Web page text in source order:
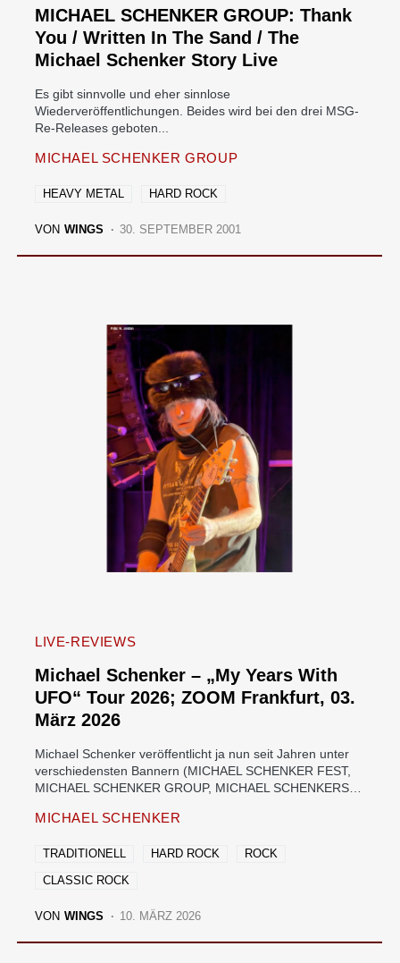
MICHAEL SCHENKER GROUP: Thank
You / Written In The Sand / The
Michael Schenker Story Live
Es gibt sinnvolle und eher sinnlose
Wiederveröffentlichungen. Beides wird bei den drei MSG-
Re-Releases geboten...
MICHAEL SCHENKER GROUP
HEAVY METAL HARD ROCK
VON WINGS 30. SEPTEMBER 2001
LIVE-REVIEWS
Michael Schenker – „My Years With
UFO“ Tour 2026; ZOOM Frankfurt, 03.
März 2026
Michael Schenker veröffentlicht ja nun seit Jahren unter
verschiedensten Bannern (MICHAEL SCHENKER FEST,
MICHAEL SCHENKER GROUP, MICHAEL SCHENKERS…
MICHAEL SCHENKER
TRADITIONELL HARD ROCK
ROCK
CLASSIC ROCK
VON WINGS 10. MÄRZ 2026